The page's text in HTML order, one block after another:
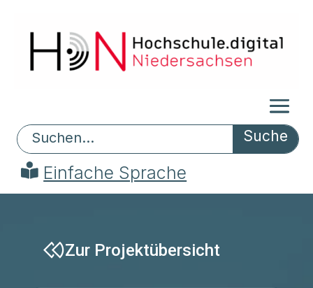
Search
Einfache Sprache
Zur Projektübersicht